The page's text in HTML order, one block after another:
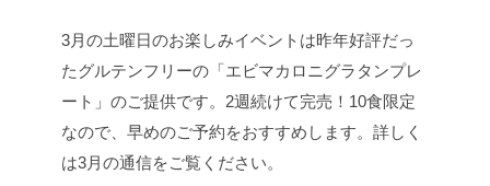
3月の土曜日のお楽しみイベントは昨年好評だっ
たグルテンフリーの「エビマカロニグラタンプレ
ート」のご提供です。2週続けて完売！10食限定
なので、早めのご予約をおすすめします。詳しく
は3月の通信をご覧ください。